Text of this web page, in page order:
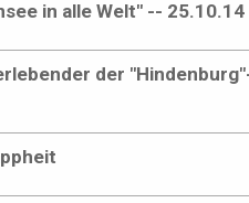
in alle Welt" -- 25.10.14
der